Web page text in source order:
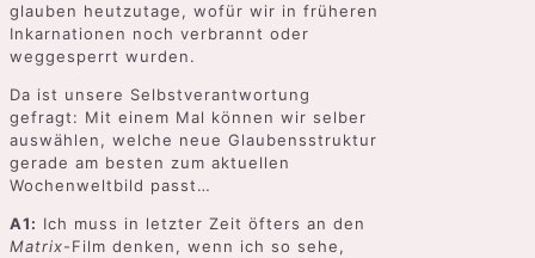
glauben heutzutage, wofür wir in früheren
Inkarnationen noch verbrannt oder
weggesperrt wurden.
Da ist unsere Selbstverantwortung
gefragt: Mit einem Mal können wir selber
auswählen, welche neue Glaubensstruktur
gerade am besten zum aktuellen
Wochenweltbild passt…
A1: Ich muss in letzter Zeit öfters an den
Matrix-Film denken, wenn ich so sehe,